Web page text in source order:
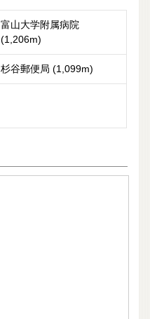
富山大学附属病院
(1,206m)
杉谷郵便局 (1,099m)